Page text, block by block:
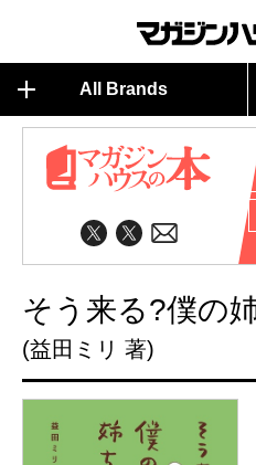
All Brands
そう来る?僕の
(益田ミリ 著)